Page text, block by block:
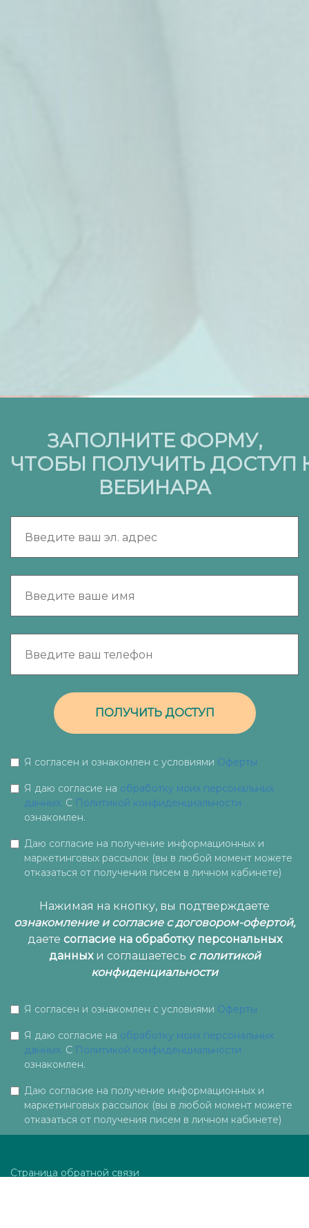
ЗАПОЛНИТЕ ФОРМУ,
ЧТОБЫ ПОЛУЧИТЬ ДОСТУП
ВЕБИНАРА
ПОЛУЧИТЬ ДОСТУП
Я согласен и ознакомлен с условиями Оферты
Я даю согласие на обработку моих персональных
данных. С Политикой конфиденциальности
ознакомлен.
Даю согласие на получение информационных и
маркетинговых рассылок (вы в любой момент можете
отказаться от получения писем в личном кабинете)
Нажимая на кнопку, вы подтверждаете
ознакомление и согласие с договором-офертой,
даете согласие на обработку персональных
данных и соглашаетесь c политикой
конфиденциальности
Я согласен и ознакомлен с условиями Оферты
Я даю согласие на обработку моих персональных
данных. С Политикой конфиденциальности
ознакомлен.
Даю согласие на получение информационных и
маркетинговых рассылок (вы в любой момент можете
отказаться от получения писем в личном кабинете)
Страница обратной связи